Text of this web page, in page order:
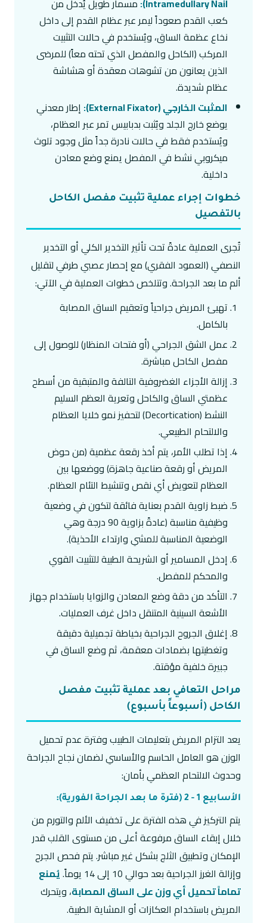
كعب القدم صعوداً ليمر عبر عظام القدم إلى داخل
نخاع عظمة الساق، ويُستخدم في حالات التثبيت
المركب (الكاحل والمفصل الذي تحته معاً) للمرضى
الذين يعانون من تشوهات معقدة أو هشاشة
عظام شديدة.
المثبت الخارجي (External Fixator):
إطار معدني
يوضع خارج الجلد ويُثبت بدبابيس تمر عبر العظام،
ويُستخدم فقط في حالات نادرة جداً مثل وجود تلوث
ميكروبي نشط في المفصل يمنع وضع معادن
داخلية.
خطوات إجراء عملية تثبيت مفصل الكاحل
بالتفصيل
تُجرى العملية عادةً تحت تأثير التخدير الكلي أو التخدير
النصفي (العمود الفقري) مع إحصار عصبي طرفي لتقليل
ألم ما بعد الجراحة. وتتلخص خطوات العملية في الآتي:
تهيئ المريض جراحياً وتعقيم الساق المصابة
بالكامل.
عمل الشق الجراحي (أو فتحات المنظار) للوصول إلى
مفصل الكاحل مباشرة.
إزالة الأجزاء الغضروفية التالفة والمتبقية من أسطح
عظمتي الساق والكاحل وتعرية العظم السليم
النشط (Decortication) لتحفيز نمو خلايا العظام
والالتحام الطبيعي.
إذا تطلب الأمر، يتم أخذ رقعة عظمية (من حوض
المريض أو رقعة صناعية جاهزة) ووضعها بين
العظام لتعويض أي نقص وتنشيط التئام العظام.
ضبط زاوية القدم بعناية فائقة لتكون في وضعية
وظيفية مناسبة (عادةً بزاوية 90 درجة وهي
الوضعية المناسبة للمشي وارتداء الأحذية).
إدخل المسامير أو الشريحة الطبية للتثبيت القوي
والمحكم للمفصل.
التأكد من دقة وضع المعادن والزوايا باستخدام جهاز
الأشعة السينية المتنقل داخل غرف العمليات.
إغلاق الجروح الجراحية بخياطة تجميلية دقيقة
وتغطيتها بضمادات معقمة، ثم وضع الساق في
جبيرة خلفية مؤقتة.
مراحل التعافي بعد عملية تثبيت مفصل
الكاحل (أسبوعاً بأسبوع)
يعد التزام المريض بتعليمات الطبيب وفترة عدم تحميل
الوزن هو العامل الحاسم والأساسي لضمان نجاح الجراحة
وحدوث الالتحام العظمي بأمان:
الأسابيع 1 - 2 (فترة ما بعد الجراحة الفورية):
يتم التركيز في هذه الفترة على تخفيف الألم والتورم من
خلال إبقاء الساق مرفوعة أعلى من مستوى القلب قدر
الإمكان وتطبيق الثلج بشكل غير مباشر. يتم فحص الجرح
وإزالة الغرز الجراحية بعد حوالي 10 إلى 14 يوماً.
يُمنع
تماماً تحميل أي وزن على الساق المصابة، ويتحرك
المريض باستخدام العكازات أو المشاية الطبية.